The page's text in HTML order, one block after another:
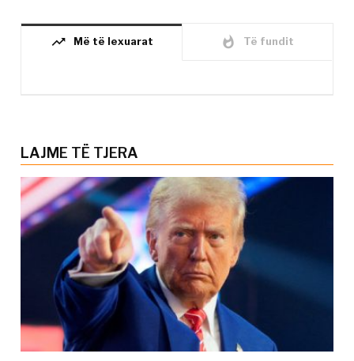
trending_up Më të lexuarat whatshot Të fundit
LAJME TË TJERA